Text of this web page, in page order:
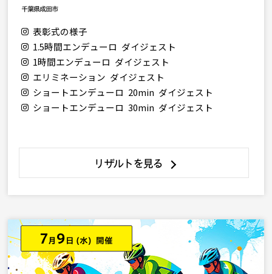
千葉県成田市
表彰式の様子
1.5時間エンデューロ ダイジェスト
1時間エンデューロ ダイジェスト
エリミネーション ダイジェスト
ショートエンデューロ 20min ダイジェスト
ショートエンデューロ 30min ダイジェスト
リザルトを見る
7 月 9 日 (水) 開催